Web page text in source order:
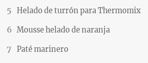
Helado de turrón para Thermomix
Mousse helado de naranja
Paté marinero